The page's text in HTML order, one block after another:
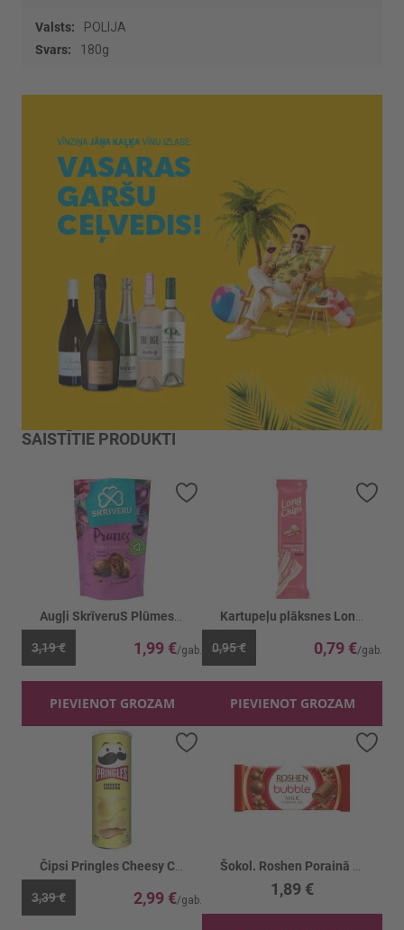
Vairāk
informācijas
POLIJA
180g
SAISTĪTIE PRODUKTI
3,19 € 1,99 €
PIEVIENOT GROZAM
Pievienot vēlmju sarakstam
0,95 € 0,79 €
PIEVIENOT GROZAM
3,39 € 2,99 € 1,89 €